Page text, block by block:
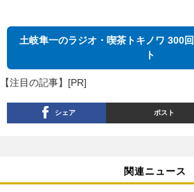
土岐隼一のラジオ・喫茶トキノワ 300
ト
【注目の記事】[PR]
シェア ポスト
関連ニュース